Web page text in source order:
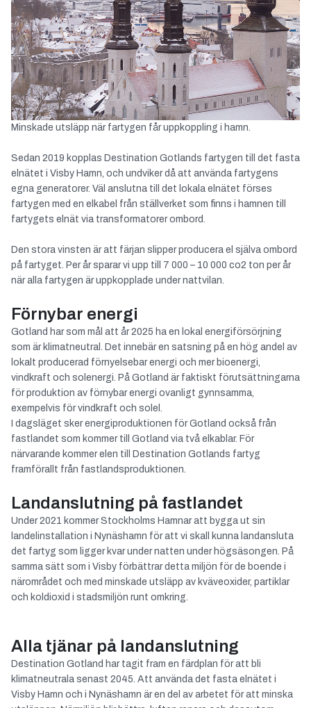
Minskade utsläpp när fartygen får uppkoppling i hamn.
Sedan 2019 kopplas Destination Gotlands fartygen till det fasta
elnätet i Visby Hamn, och undviker då att använda fartygens
egna generatorer. Väl anslutna till det lokala elnätet förses
fartygen med en elkabel från ställverket som finns i hamnen till
fartygets elnät via transformatorer ombord.
Den stora vinsten är att färjan slipper producera el själva ombord
på fartyget. Per år sparar vi upp till 7 000 – 10 000 co2 ton per år
när alla fartygen är uppkopplade under nattvilan.
Förnybar energi
Gotland har som mål att år 2025 ha en lokal energiförsörjning
som är klimatneutral. Det innebär en satsning på en hög andel av
lokalt producerad förnyelsebar energi och mer bioenergi,
vindkraft och solenergi. På Gotland är faktiskt förutsättningarna
för produktion av förnybar energi ovanligt gynnsamma,
exempelvis för vindkraft och solel.
I dagsläget sker energiproduktionen för Gotland också från
fastlandet som kommer till Gotland via två elkablar. För
närvarande kommer elen till Destination Gotlands fartyg
framförallt från fastlandsproduktionen.
Landanslutning på fastlandet
Under 2021 kommer Stockholms Hamnar att bygga ut sin
landelinstallation i Nynäshamn för att vi skall kunna landansluta
det fartyg som ligger kvar under natten under högsäsongen. På
samma sätt som i Visby förbättrar detta miljön för de boende i
närområdet och med minskade utsläpp av kväveoxider, partiklar
och koldioxid i stadsmiljön runt omkring.
Alla tjänar på landanslutning
Destination Gotland har tagit fram en färdplan för att bli
klimatneutrala senast 2045. Att använda det fasta elnätet i
Visby Hamn och i Nynäshamn är en del av arbetet för att minska